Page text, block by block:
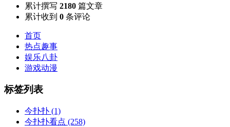
累计撰写 2180 篇文章
累计收到 0 条评论
首页
热点趣事
娱乐八卦
游戏动漫
标签列表
今扑扑 (1)
今扑扑看点 (258)